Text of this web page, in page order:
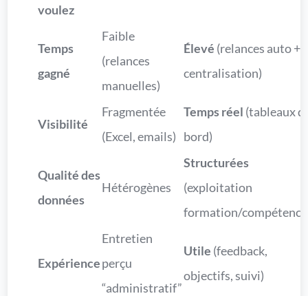
voulez
Temps
gagné
Faible
(relances
manuelles)
Élevé (relances auto +
centralisation)
Visibilité
Fragmentée
(Excel, emails)
Temps réel (tableaux
bord)
Qualité des
données
Hétérogènes
Structurées
(exploitation
formation/
Expérience
Entretien
perçu
“administratif”
Utile (feedback,
objectifs, suivi)